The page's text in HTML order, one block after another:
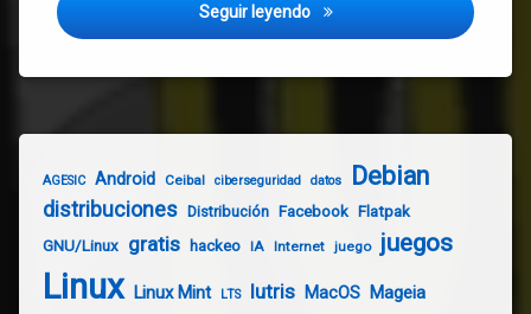
Seguir leyendo Como navegar de forma
AGESIC Android Ceibal ciberseguridad datos Debian
distribuciones Distribución Facebook Flatpak
GNU/Linux gratis hackeo IA Internet juego juegos
Linux Linux Mint LTS lutris MacOS Mageia